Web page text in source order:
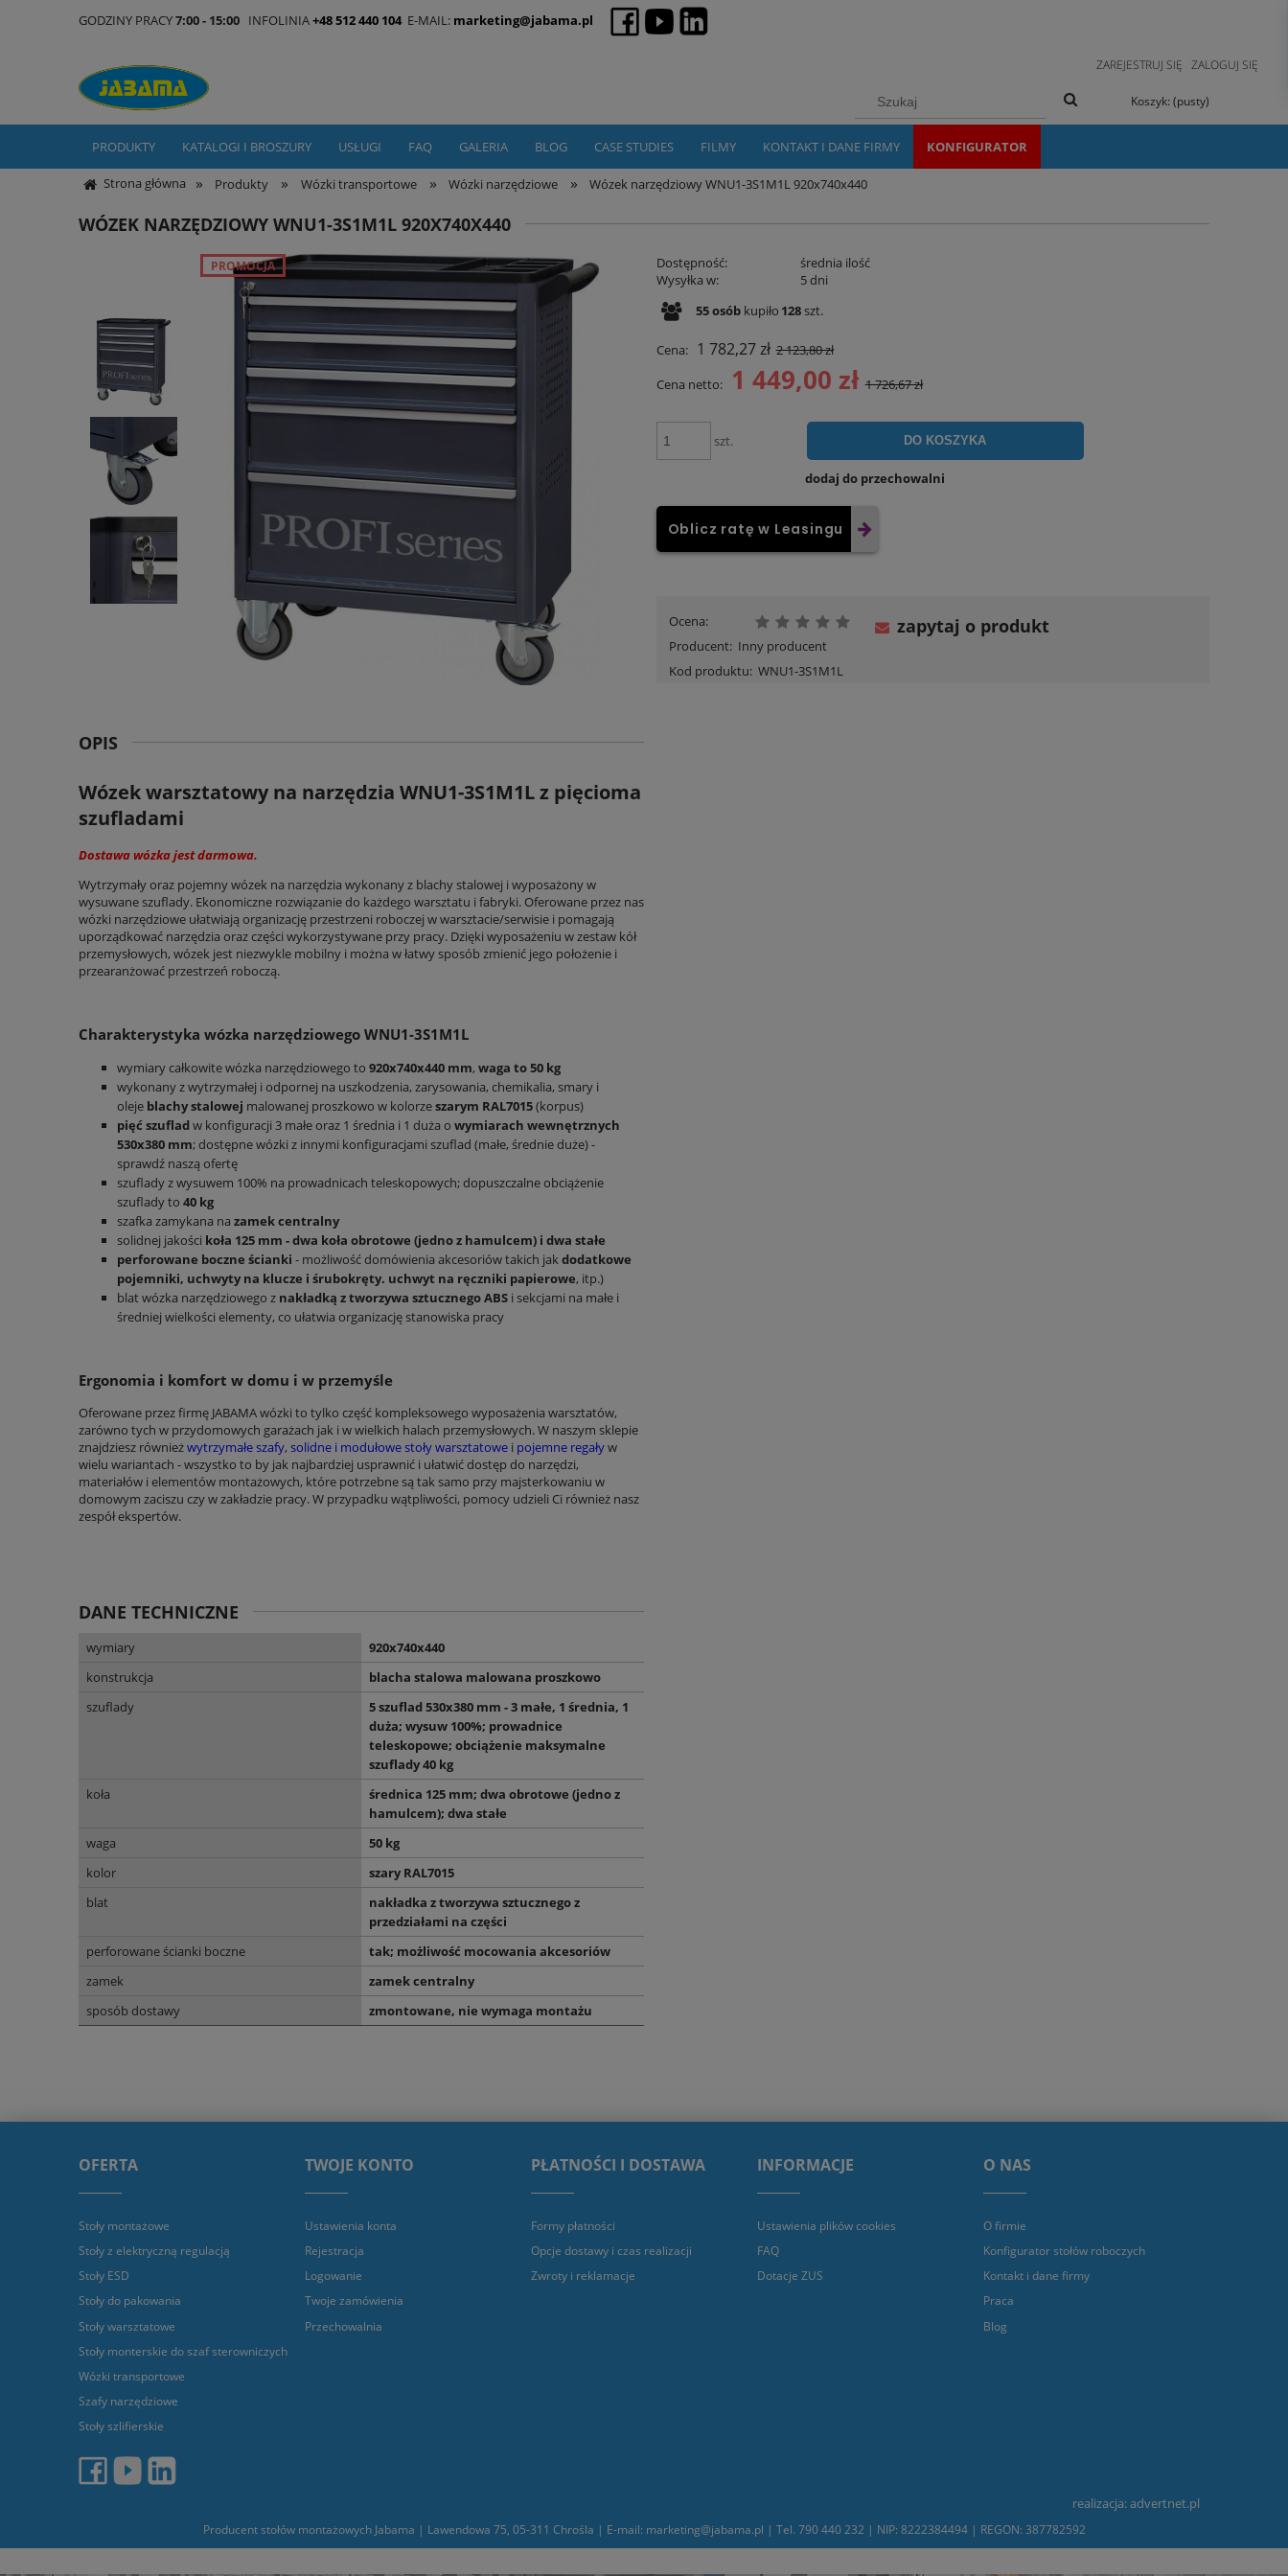
GODZINY PRACY7:00 - 15:00 INFOLINIA+48 512 440 104 E-MAIL: marketing@jabama.pl
ZAREJESTRUJ SIĘ ZALOGUJ SIĘ
Koszyk: (pusty)
PRODUKTY KATALOGI I BROSZURY USŁUGI FAQ GALERIA BLOG CASE STUDIES FILMY KONTAKT I DANE FIRMY KONFIGURATOR
Strona główna » Produkty » Wózki transportowe » Wózki narzędziowe » Wózek narzędziowy WNU1-3S1M1L 920x740x440
WÓZEK NARZĘDZIOWY WNU1-3S1M1L 920X740X440
PROMOCJA Dostępność:
średnia ilość
Wysyłka w:
5 dni
55osóbkupiło 128szt.
Cena: 1 782,27 zł 2 123,80 zł
Cena netto:
1 449,00 zł 1 726,67 zł
szt. DO KOSZYKA
dodaj do przechowalni
Oblicz ratę w Leasingu
Ocena:
Producent: Inny producent
Kod produktu: WNU1-3S1M1L
zapytaj o produkt
OPIS
Wózek warsztatowy na narzędzia WNU1-3S1M1L z pięcioma
szufladami
Dostawa wózka jest darmowa.
Wytrzymały oraz pojemny wózek na narzędzia wykonany z blachy stalowej i wyposażony w
wysuwane szuflady. Ekonomiczne rozwiązanie do każdego warsztatu i fabryki. Oferowane przez nas
wózki narzędziowe ułatwiają organizację przestrzeni roboczej w warsztacie/serwisie i pomagają
uporządkować narzędzia oraz części wykorzystywane przy pracy. Dzięki wyposażeniu w zestaw kół
przemysłowych, wózek jest niezwykle mobilny i można w łatwy sposób zmienić jego położenie i
przearanżować przestrzeń roboczą.
Charakterystyka wózka narzędziowego WNU1-3S1M1L
wymiary całkowite wózka narzędziowego to 920x740x440 mm, waga to 50 kg
wykonany z wytrzymałej i odpornej na uszkodzenia, zarysowania, chemikalia, smary i
oleje blachy stalowej malowanej proszkowo w kolorzeszarym RAL7015(korpus)
pięć szufladw konfiguracji 3 małe oraz 1 średnia i 1 duża o wymiarach wewnętrznych
530x380 mm; dostępne wózki z innymi konfiguracjami szuflad (małe, średnie duże) -
sprawdź naszą ofertę
szuflady z wysuwem 100% na prowadnicach teleskopowych; dopuszczalne obciążenie
szuflady to 40 kg
szafka zamykana na zamek centralny
solidnej jakości koła 125 mm - dwa koła obrotowe (jedno z hamulcem) i dwa stałe
perforowane boczne ścianki - możliwość domówienia akcesoriów takich jakdodatkowe
pojemniki, uchwyty na klucze i śrubokręty. uchwyt na ręczniki papierowe, itp.)
blat wózka narzędziowego z nakładką z tworzywa sztucznego ABS i sekcjami na małe i
średniej wielkości elementy, co ułatwia organizację stanowiska pracy
Ergonomia i komfort w domu i w przemyśle
Oferowane przez firmę JABAMA wózki to tylko część kompleksowego wyposażenia warsztatów,
zarówno tych w przydomowych garażach jak i w wielkich halach przemysłowych. W naszym sklepie
znajdziesz równieżwytrzymałe szafy, solidne i modułowe stoły warsztatowe i pojemne regaływ
wielu wariantach - wszystko to by jak najbardziej usprawnić i ułatwić dostęp do narzędzi,
materiałów i elementów montażowych, które potrzebne są tak samo przy majsterkowaniu w
domowym zaciszu czy w zakładzie pracy. W przypadku wątpliwości, pomocy udzieli Ci również nasz
zespół ekspertów.
DANE TECHNICZNE
wymiary
920x740x440
konstrukcja
blacha stalowa malowana proszkowo
szuflady
5 szuflad 530x380 mm - 3 małe, 1 średnia, 1
duża; wysuw 100%; prowadnice
teleskopowe; obciążenie maksymalne
szuflady 40 kg
koła
średnica 125 mm; dwa obrotowe (jedno z
hamulcem); dwa stałe
waga
50 kg
kolor
szary RAL7015
blat
nakładka z tworzywa sztucznego z
przedziałami na części
perforowane ścianki boczne
tak; możliwość mocowania akcesoriów
zamek
zamek centralny
sposób dostawy
zmontowane, nie wymaga montażu
OFERTA
Stoły montażowe
Stoły z elektryczną regulacją
Stoły ESD
Stoły do pakowania
Stoły warsztatowe
Stoły monterskie do szaf sterowniczych
Wózki transportowe
Szafy narzędziowe
Stoły szlifierskie
TWOJE KONTO
Ustawienia konta
Rejestracja
Logowanie
Twoje zamówienia
Przechowalnia
PŁATNOŚCI I DOSTAWA
Formy płatności
Opcje dostawy i czas realizacji
Zwroty i reklamacje
INFORMACJE
Ustawienia plików cookies
FAQ
Dotacje ZUS
O NAS
O firmie
Konfigurator stołów roboczych
Kontakt i dane firmy
Praca
Blog
realizacja:advertnet.pl
Producent stołów montażowych Jabama | Lawendowa 75, 05-311 Chrośla | E-mail: marketing@jabama.pl | Tel. 790 440 232 | NIP: 8222384494 | REGON: 387782592